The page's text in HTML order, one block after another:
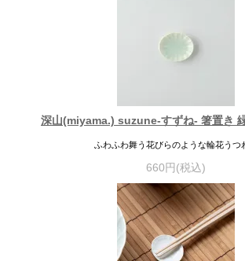
深山(miyama.) suzune-すずね- 箸置き
ふわふわ舞う花びらのような輪花うつ
660円(税込)